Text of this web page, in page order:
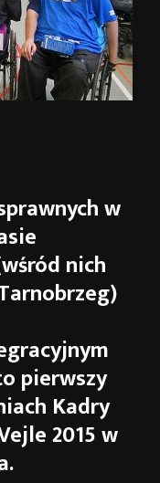
w
nich
pierwszy
Kadry
2015 w